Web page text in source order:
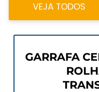
VEJA TODOS
GARRAFA